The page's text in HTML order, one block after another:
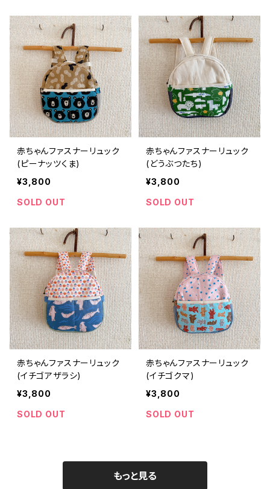
赤ちゃんファスナーリュック
(ピーナッツくま)
¥3,800
SOLD OUT
赤ちゃんファスナーリュック
(どうぶつたち)
¥3,800
SOLD OUT
赤ちゃんファスナーリュック
(イチゴアザラシ)
¥3,800
SOLD OUT
赤ちゃんファスナーリュック
(イチゴクマ)
¥3,800
SOLD OUT
もっと見る